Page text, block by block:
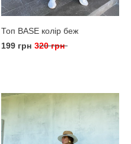
Топ BASE колір беж
199 грн 320 грн